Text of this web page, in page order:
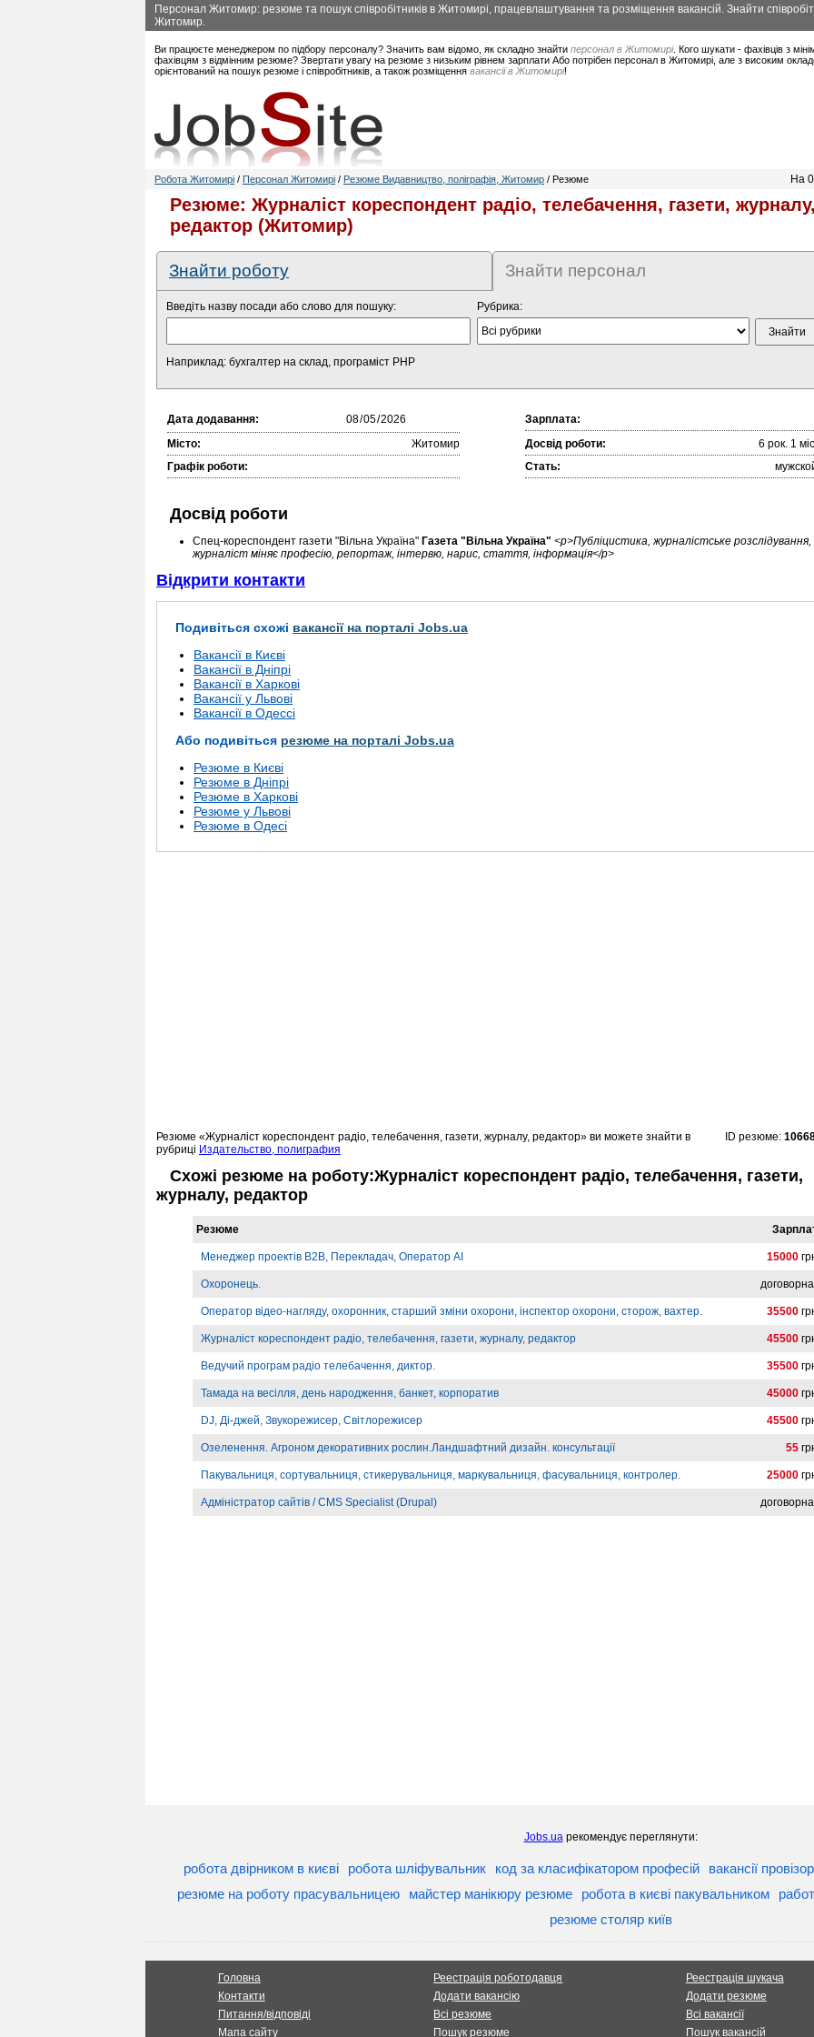
Персонал Житомир: резюме та пошук співробітників в Житомирі, працевлаштування та розміщення вакансій. Знайти
Житомир.
Ви працюєте менеджером по підбору персоналу? Значить вам відомо, як складно знайти персонал в Житомирі. Кого шукати - фахівців з
фахівцям з відмінним резюме? Звертати увагу на резюме з низьким рівнем зарплати Або потрібен персонал в Житомирі, але з високим
орієнтований на пошук резюме і співробітників, а також розміщення вакансії в Житомирі!
Робота Житомирі / Персонал Житомирі / Резюме Видавництво, поліграфія, Житомир / Резюме На
Резюме: Журналіст кореспондент радіо, телебачення, газети, журналу,
редактор (Житомир)
Знайти роботу Знайти персонал
Введіть назву посади або слово для пошуку:
Наприклад: бухгалтер на склад, програміст PHP
Рубрика:
Дата додавання:
Зарплата:
Місто:
Житомир Досвід роботи:
6 рок. 1
Графік роботи:
Стать:
Досвід роботи
Спец-кореспондент газети "Вільна Україна" Газета "Вільна Україна" <p>Публіцистика, журналістське розслідування,
журналіст міняє професію, репортаж, інтервю, нарис, стаття, інформація</p>
Відкрити контакти
Подивіться схожі вакансії на порталі Jobs.ua
Вакансії в Києві
Вакансії в Дніпрі
Вакансії в Харкові
Вакансії у Львові
Вакансії в Одессі
Або подивіться резюме на порталі Jobs.ua
Резюме в Києві
Резюме в Дніпрі
Резюме в Харкові
Резюме у Львові
Резюме в Одесі
Резюме «Журналіст кореспондент радіо, телебачення, газети, журналу, редактор» ви можете знайти в
рубриці Издательство, полиграфия
ID резюме:
Схожі резюме на роботу:Журналіст кореспондент радіо, телебачення, газети,
журналу, редактор
Резюме
Менеджер проектів B2B, Перекладач, Оператор AI 15000
Охоронець.
Оператор відео-нагляду, охоронник, старший зміни охорони, інспектор охорони, сторож, вахтер. 35500
Журналіст кореспондент радіо, телебачення, газети, журналу, редактор 45500
Ведучий програм радіо телебачення, диктор. 35500
Тамада на весілля, день народження, банкет, корпоратив 45000
DJ, Ді-джей, Звукорежисер, Світлорежисер 45500
Озеленення. Агроном декоративних рослин.Ландшафтний дизайн. консультації 55
Пакувальниця, сортувальниця, стикерувальниця, маркувальниця, фасувальниця, контролер. 25000
Адміністратор сайтів / CMS Specialist (Drupal)
Jobs.uaрекомендує переглянути:
робота двірником в києві робота шліфувальник код за класифікатором професій вакансії
резюме на роботу прасувальницею
майстер манікюру резюме робота в києві пакувальником
резюме столяр київ
Головна
Контакти
Питання/відповіді
Мапа сайту
Реестрація роботодавця
Додати вакансію
Всі резюме
Пошук резюме
Реестрація шукача
Додати резюме
Всі вакансії
Пошук вакансій